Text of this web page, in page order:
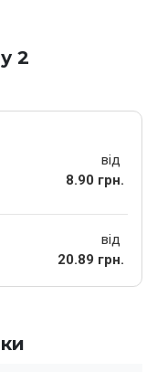
2
від
8.90 грн.
від
20.89 грн.